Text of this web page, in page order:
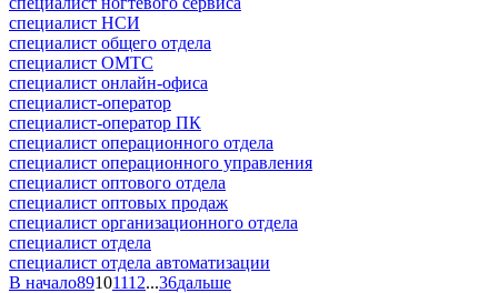
специалист НСИ
специалист общего отдела
специалист ОМТС
специалист онлайн-офиса
специалист-оператор
специалист-оператор ПК
специалист операционного отдела
специалист операционного управления
специалист оптового отдела
специалист оптовых продаж
специалист организационного отдела
специалист отдела
специалист отдела автоматизации
В начало89101112...36дальше